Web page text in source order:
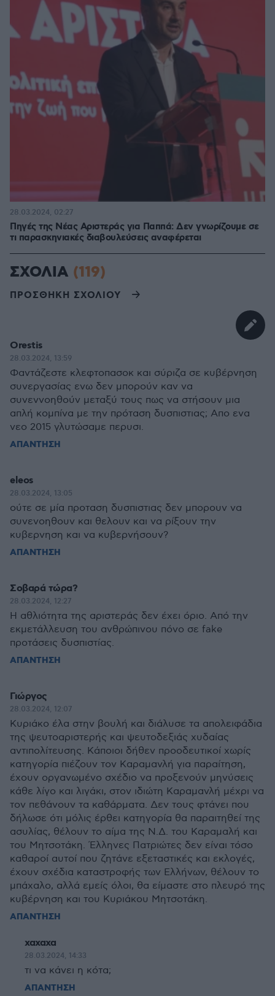
Πηγές της Νέας Αριστεράς για Παππά: Δεν γνωρίζουμε σε
τι παρασκηνιακές διαβουλεύσεις αναφέρεται
28.03.2024, 02:27
ΣΧΟΛΙΑ (119)
ΠΡΟΣΘΗΚΗ ΣΧΟΛΙΟΥ
Orestis
28.03.2024, 13:59
Φαντάζεστε κλεφτοπασοκ και σύριζα σε κυβέρνηση
συνεργασίας ενω δεν μπορούν καν να
συνεννοηθούν μεταξύ τους πως να στήσουν μια
απλή κομπίνα με την πρόταση δυσπιστιας; Απο ενα
νεο 2015 γλυτώσαμε περυσι.
ΑΠΑΝΤΗΣΗ
eleos
28.03.2024, 13:05
ούτε σε μία προταση δυσπιστιας δεν μπορουν να
συνενοηθουν και θελουν και να ρίξουν την
κυβερνηση και να κυβερνήσουν?
ΑΠΑΝΤΗΣΗ
Σοβαρά τώρα?
28.03.2024, 12:27
Η αθλιότητα της αριστεράς δεν έχει όριο. Από την
εκμετάλλευση του ανθρώπινου πόνο σε fake
προτάσεις δυσπιστίας.
ΑΠΑΝΤΗΣΗ
Γιώργος
28.03.2024, 12:07
Κυριάκο έλα στην βουλή και διάλυσε τα απολειφάδια
της ψευτοαριστερής και ψευτοδεξιάς χυδαίας
αντιπολίτευσης. Κάποιοι δήθεν προοδευτικοί χωρίς
κατηγορία πιέζουν τον Καραμανλή για παραίτηση,
έχουν οργανωμένο σχέδιο να προξενούν μηνύσεις
κάθε λίγο και λιγάκι, στον ιδιώτη Καραμανλή μέχρι να
τον πεθάνουν τα καθάρματα. Δεν τους φτάνει που
δήλωσε ότι μόλις έρθει κατηγορία θα παραιτηθεί της
ασυλίας, θέλουν το αίμα της Ν.Δ. του Καραμαλή και
του Μητσοτάκη. Έλληνες Πατριώτες δεν είναι τόσο
καθαροί αυτοί που ζητάνε εξεταστικές και εκλογές,
έχουν σχέδια καταστροφής των Ελλήνων, θέλουν το
μπάχαλο, αλλά εμείς όλοι, θα είμαστε στο πλευρό της
κυβέρνηση και του Κυριάκου Μητσοτάκη.
ΑΠΑΝΤΗΣΗ
χαχαχα
28.03.2024, 14:33
τι να κάνει η κότα;
ΑΠΑΝΤΗΣΗ